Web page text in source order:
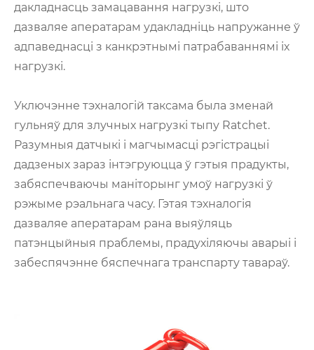
дакладнасць замацавання нагрузкі, што
дазваляе аператарам удакладніць напружанне ў
адпаведнасці з канкрэтнымі патрабаваннямі іх
нагрузкі.
Уключэнне тэхналогій таксама была зменай
гульняў для злучных нагрузкі тыпу Ratchet.
Разумныя датчыкі і магчымасці рэгістрацыі
дадзеных зараз інтэгруюцца ў гэтыя прадукты,
забяспечваючы маніторынг умоў нагрузкі ў
рэжыме рэальнага часу. Гэтая тэхналогія
дазваляе аператарам рана выяўляць
патэнцыйныя праблемы, прадухіляючы аварыі і
забеспячэнне бяспечнага транспарту тавараў.